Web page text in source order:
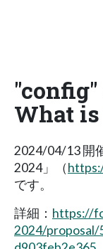
"config"
What
2024/04/13 開
2024」（
です。
詳細： https://
2024/proposal/